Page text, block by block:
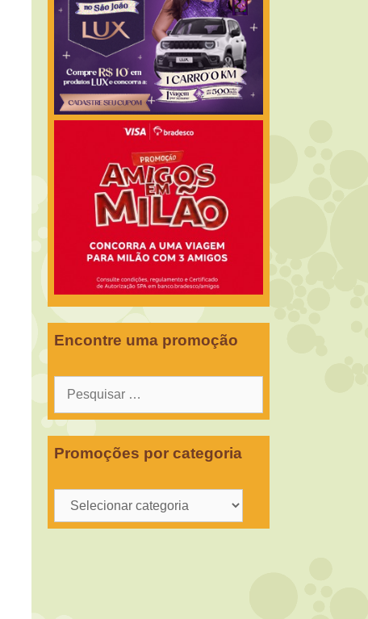
Encontre uma promoção
Pesquisar
Promoções por categoria
Promoções
por